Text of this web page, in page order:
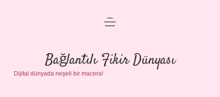
Anasayfa
Gizlilik Politikası
Yasal Uyarı
menüyü
Bağlantılı Fikir Dünyası
Dijital dünyada neşeli bir macera!